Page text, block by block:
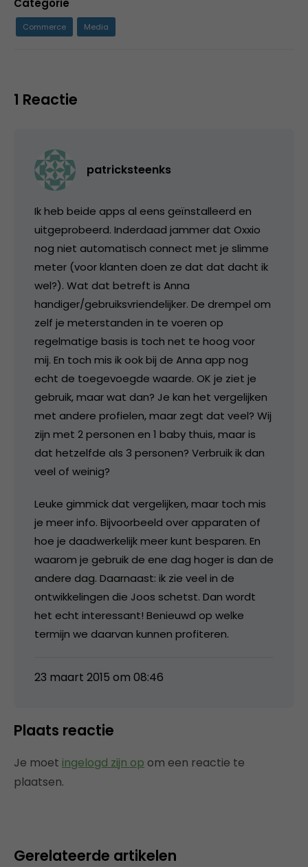
Categorie
Commerce Media
1 Reactie
patricksteenks
Ik heb beide apps al eens geïnstalleerd en
uitgeprobeerd. Inderdaad jammer dat Oxxio
nog niet automatisch connect met je slimme
meter (voor klanten doen ze dat dat dacht ik
wel?). Wat dat betreft is Anna
handiger/gebruiksvriendelijker. De drempel om
zelf je meterstanden in te voeren op
regelmatige basis is toch net te hoog voor
mij. En toch mis ik ook bij de Anna app nog
echt de toegevoegde waarde. OK je ziet je
gebruik, maar wat dan? Je kan het vergelijken
met andere profielen, maar zegt dat veel? Wij
zijn met 2 personen en 1 baby thuis, maar is
dat hetzelfde als 3 personen? Verbruik ik dan
veel of weinig?
Leuke gimmick dat vergelijken, maar toch mis
je meer info. Bijvoorbeeld over apparaten of
hoe je daadwerkelijk meer kunt besparen. En
waarom je gebruik de ene dag hoger is dan de
andere dag. Daarnaast: ik zie veel in de
ontwikkelingen die Joos schetst. Dan wordt
het echt interessant! Benieuwd op welke
termijn we daarvan kunnen profiteren.
23 maart 2015 om 08:46
Plaats reactie
Je moet ingelogd zijn op om een reactie te
plaatsen.
Gerelateerde artikelen